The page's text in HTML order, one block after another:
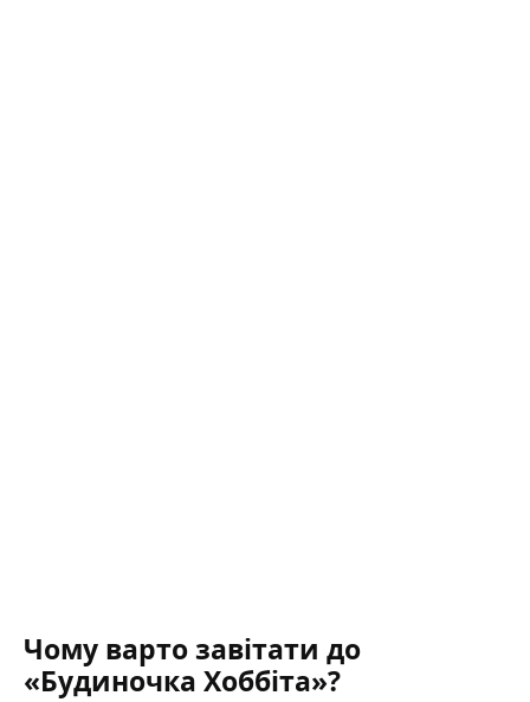
Чому варто завітати до
«Будиночка Хоббіта»?